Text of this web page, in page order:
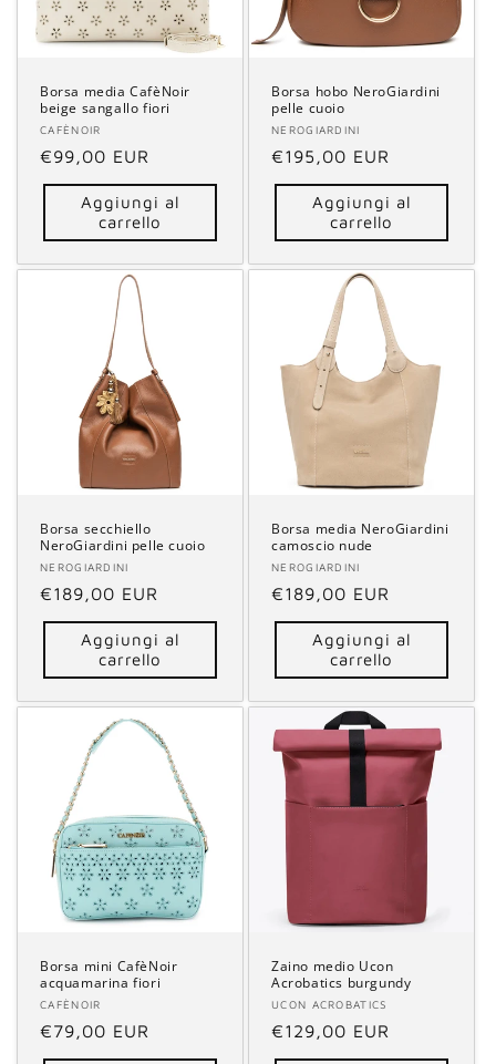
Borsa media CafèNoir
beige sangallo fiori
Fornitore:
CAFÈNOIR
Prezzo
di
listino
€99,00 EUR
Aggiungi al
carrello
Borsa hobo NeroGiardini
pelle cuoio
Fornitore:
NEROGIARDINI
Prezzo
di
listino
€195,00 EUR
Aggiungi al
carrello
Borsa secchiello
NeroGiardini pelle cuoio
Fornitore:
NEROGIARDINI
Prezzo
di
listino
€189,00 EUR
Aggiungi al
carrello
Borsa media NeroGiardini
camoscio nude
Fornitore:
NEROGIARDINI
Prezzo
di
listino
€189,00 EUR
Aggiungi al
carrello
Borsa mini CafèNoir
acquamarina fiori
Fornitore:
CAFÈNOIR
Prezzo
di
€79,00 EUR
Zaino medio Ucon
Acrobatics burgundy
Fornitore:
UCON ACROBATICS
Prezzo
di
€129,00 EUR